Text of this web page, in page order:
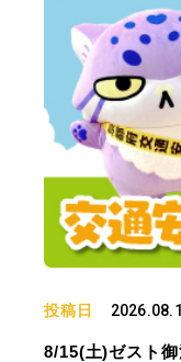
投稿日
8/15(土)ゼスト